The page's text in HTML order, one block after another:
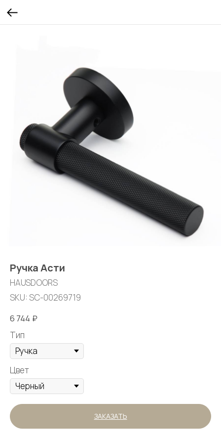
Ручка Асти
HAUSDOORS
SKU: SC-00269719
6 744 ₽
Тип
Цвет
ЗАКАЗАТЬ